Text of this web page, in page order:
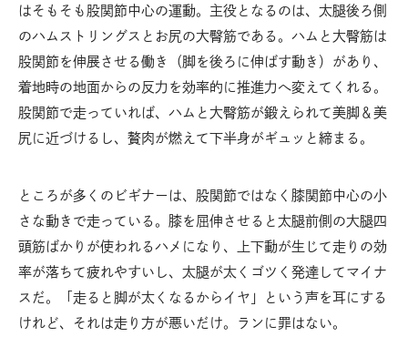
はそもそも股関節中心の運動。主役となるのは、太腿後ろ側
のハムストリングスとお尻の大臀筋である。ハムと大臀筋は
股関節を伸展させる働き（脚を後ろに伸ばす動き）があり、
着地時の地面からの反力を効率的に推進力へ変えてくれる。
股関節で走っていれば、ハムと大臀筋が鍛えられて美脚＆美
尻に近づけるし、贅肉が燃えて下半身がギュッと締まる。
ところが多くのビギナーは、股関節ではなく膝関節中心の小
さな動きで走っている。膝を屈伸させると太腿前側の大腿四
頭筋ばかりが使われるハメになり、上下動が生じて走りの効
率が落ちて疲れやすいし、太腿が太くゴツく発達してマイナ
スだ。「走ると脚が太くなるからイヤ」という声を耳にする
けれど、それは走り方が悪いだけ。ランに罪はない。